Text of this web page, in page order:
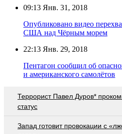
09:13 Янв. 31, 2018
Опубликовано видео
США над Чёрным морем
22:13 Янв. 29, 2018
Пентагон сообщил об
и американского самолётов
Террорист Павел Дуров*
статус
Запад готовит провокации с